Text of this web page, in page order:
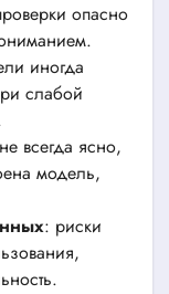
опасно
иногда
слабой
всегда ясно,
модель,
: риски